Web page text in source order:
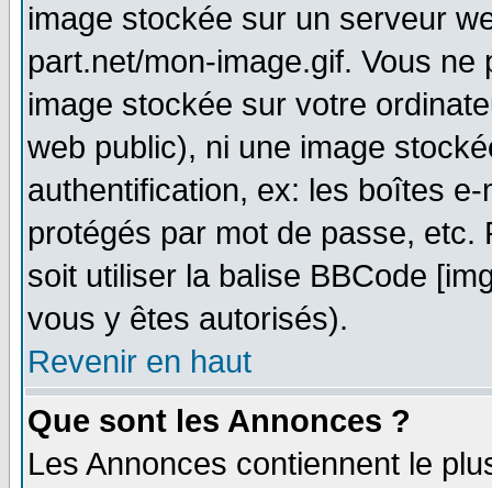
image stockée sur un serveur
part.net/mon-image.gif. Vous
image stockée sur votre
web public), ni une image
authentification, ex: les boîtes
protégés par mot de passe,
soit utiliser la balise BBCode
vous y êtes autorisés).
Revenir en haut
Que sont les Annonces ?
Les Annonces contiennent le